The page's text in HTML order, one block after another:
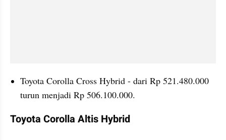
Toyota Corolla Cross Hybrid - dari Rp 521.480.000
turun menjadi Rp 506.100.000.
Toyota Corolla Altis Hybrid